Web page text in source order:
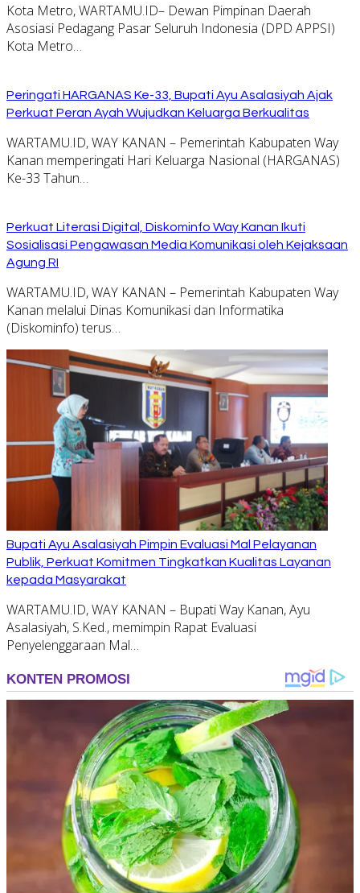
Kota Metro, WARTAMU.ID– Dewan Pimpinan Daerah
Asosiasi Pedagang Pasar Seluruh Indonesia (DPD APPSI)
Kota Metro…
Peringati HARGANAS Ke-33, Bupati Ayu Asalasiyah Ajak
Perkuat Peran Ayah Wujudkan Keluarga Berkualitas
WARTAMU.ID, WAY KANAN – Pemerintah Kabupaten Way
Kanan memperingati Hari Keluarga Nasional (HARGANAS)
Ke-33 Tahun…
Perkuat Literasi Digital, Diskominfo Way Kanan Ikuti
Sosialisasi Pengawasan Media Komunikasi oleh Kejaksaan
Agung RI
WARTAMU.ID, WAY KANAN – Pemerintah Kabupaten Way
Kanan melalui Dinas Komunikasi dan Informatika
(Diskominfo) terus…
Bupati Ayu Asalasiyah Pimpin Evaluasi Mal Pelayanan
Publik, Perkuat Komitmen Tingkatkan Kualitas Layanan
kepada Masyarakat
WARTAMU.ID, WAY KANAN – Bupati Way Kanan, Ayu
Asalasiyah, S.Ked., memimpin Rapat Evaluasi
Penyelenggaraan Mal…